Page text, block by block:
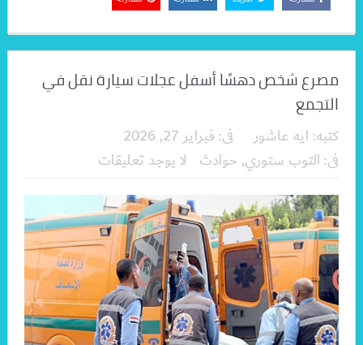
مصرع شخص دهسًا أسفل عجلات سيارة نقل في
التجمع
كتبه: ايه عاشور فى: فبراير 27, 2026
فى: التوب ستوري, حوادث لا يوجد تعليقات